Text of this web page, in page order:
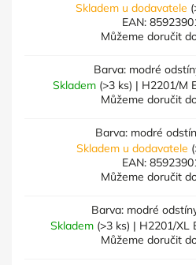
Skladem u dodavatele
EAN:
Můžeme doručit
Barva: modré
Skladem (>3 ks) | H2201/M
Můžeme doručit
Barva: modré
Skladem u dodavatele
EAN:
Můžeme doručit
Barva: modré
Skladem (>3 ks) | H2201/XL
Můžeme doručit